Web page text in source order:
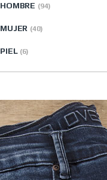
HOMBRE (94)
MUJER (40)
PIEL (6)